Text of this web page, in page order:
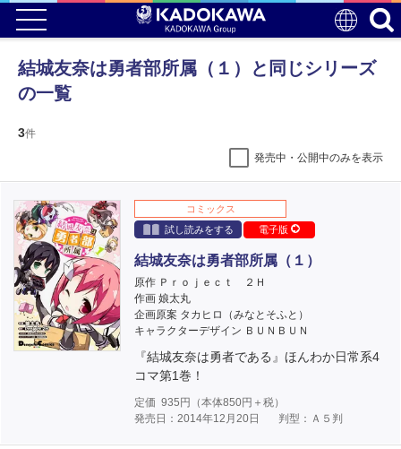
結城友奈は勇者部所属（１）と同じシリーズ
の一覧
3件
発売中・公開中のみを表示
コミックス
試し読みをする
電子版
結城友奈は勇者部所属（１）
原作 Ｐｒｏｊｅｃｔ ２Ｈ
作画 娘太丸
企画原案 タカヒロ（みなとそふと）
キャラクターデザイン ＢＵＮＢＵＮ
『結城友奈は勇者である』ほんわか日常系4
コマ第1巻！
定価 935 円（本体850円＋税）
発売日：2014年12月20日
判型：Ａ５判